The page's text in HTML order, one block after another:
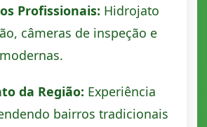
Profissionais: Hidrojato
câmeras de inspeção e
da Região: Experiência
bairros tradicionais